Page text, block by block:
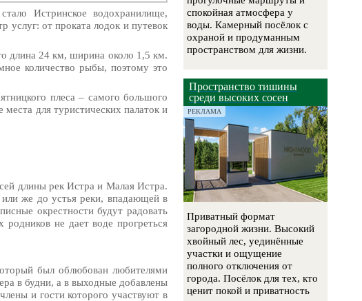
Истринское водохранилище,
от проката лодок и путевок
длина 24 км, ширина около 1,5 км.
количество рыбы, поэтому это
плеса – самого большого
для туристических палаток и
длины рек Истра и Малая Истра.
же до устья реки, впадающей в
окрестности будут радовать
родников не дает воде прогреться
был облюбован любителями
в будни, а в выходные добавлены
и гости которого участвуют в
спокойная атмосфера у
воды. Камерный посёлок с
охраной и продуманным
пространством для жизни.
Пространство тишины
среди высоких сосен
РЕКЛАМА
Приватный формат
загородной жизни. Высокий
хвойный лес, уединённые
участки и ощущение
полного отключения от
города. Посёлок для тех, кто
ценит покой и приватность